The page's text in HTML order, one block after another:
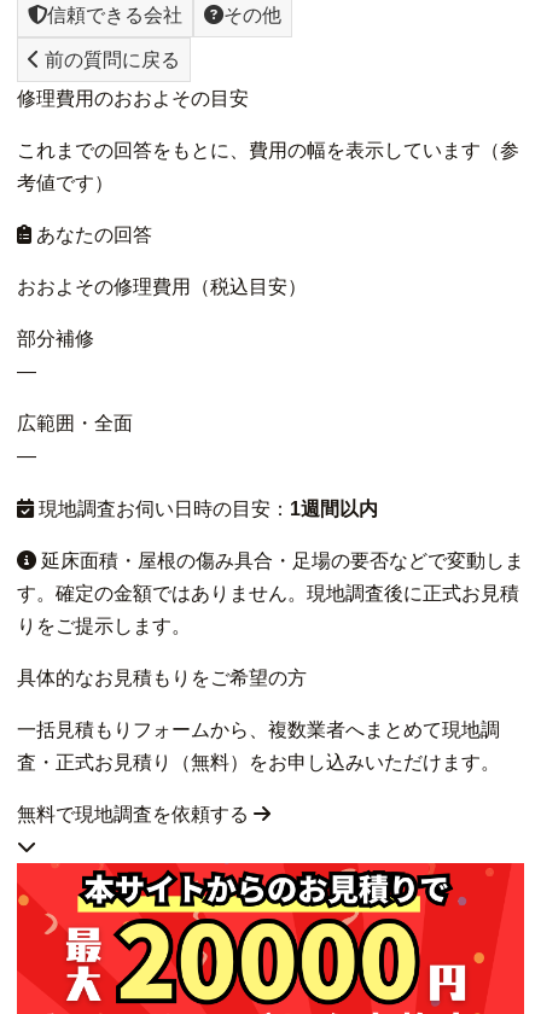
信頼できる会社 その他
前の質問に戻る
修理費用のおおよその目安
これまでの回答をもとに、費用の幅を表示しています（参
考値です）
あなたの回答
おおよその修理費用（税込目安）
部分補修
—
広範囲・全面
—
現地調査お伺い日時の目安： 1週間以内
延床面積・屋根の傷み具合・足場の要否などで変動しま
す。確定の金額ではありません。現地調査後に正式お見積
りをご提示します。
具体的なお見積もりをご希望の方
一括見積もりフォームから、複数業者へまとめて現地調
査・正式お見積り（無料）をお申し込みいただけます。
無料で現地調査を依頼する